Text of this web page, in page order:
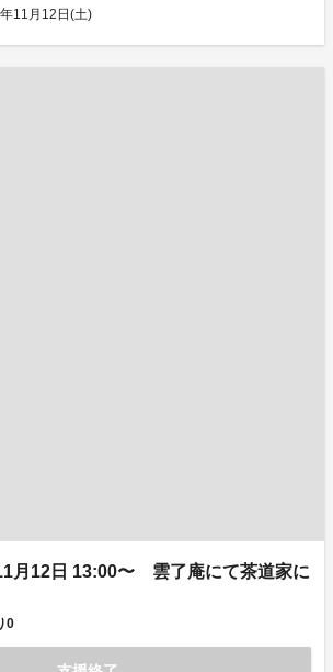
11月12日(土)
月12日 13:00〜 雲了庵にて茶道家に
0